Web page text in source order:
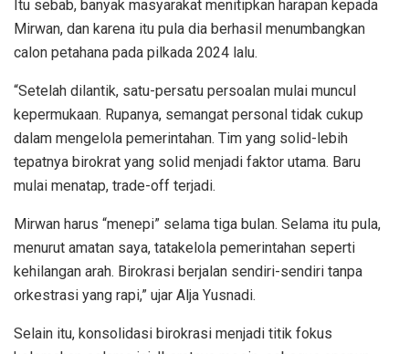
Itu sebab, banyak masyarakat menitipkan harapan kepada
Mirwan, dan karena itu pula dia berhasil menumbangkan
calon petahana pada pilkada 2024 lalu.
“Setelah dilantik, satu-persatu persoalan mulai muncul
kepermukaan. Rupanya, semangat personal tidak cukup
dalam mengelola pemerintahan. Tim yang solid-lebih
tepatnya birokrat yang solid menjadi faktor utama. Baru
mulai menatap, trade-off terjadi.
Mirwan harus “menepi” selama tiga bulan. Selama itu pula,
menurut amatan saya, tatakelola pemerintahan seperti
kehilangan arah. Birokrasi berjalan sendiri-sendiri tanpa
orkestrasi yang rapi,” ujar Alja Yusnadi.
Selain itu, konsolidasi birokrasi menjadi titik fokus